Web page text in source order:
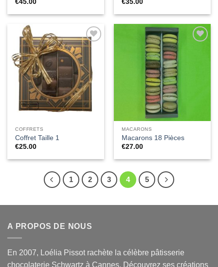
€45.00
€35.00
Ajouter
à la liste
souhaits
COFFRETS
Coffret Taille 1
€25.00
MACARONS
Macarons 18 Pièces
€27.00
1 2 3 4 5
A PROPOS DE NOUS
En 2007, Loélia Pissot rachète la célèbre pâtisserie
chocolaterie Schwartz à Cannes. Découvrez ses créations